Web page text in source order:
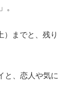
。
）までと、残
と、恋人や気